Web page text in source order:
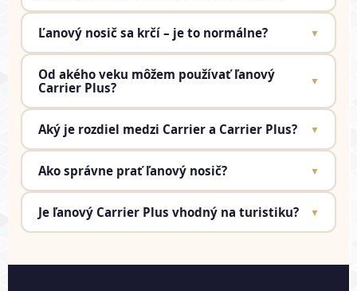
Ľanový nosič sa krčí – je to normálne? ▼
Od akého veku môžem používať ľanový
Carrier Plus?
▼
Aký je rozdiel medzi Carrier a Carrier Plus? ▼
Ako správne prať ľanový nosič? ▼
Je ľanový Carrier Plus vhodný na turistiku? ▼